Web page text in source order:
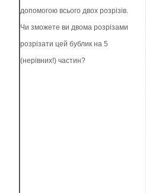
допомогою всього двох розрізів.
Чи зможете ви двома розрізами
розрізати цей бублик на 5
(нерівних!) частин?